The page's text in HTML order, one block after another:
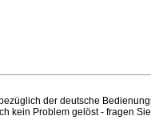
der deutsche
kein Problem gelöst - fragen